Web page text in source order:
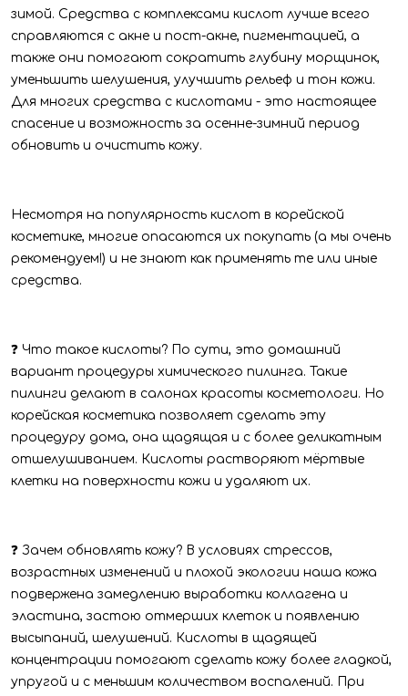
зимой. Средства с комплексами кислот лучше всего
справляются с акне и пост-акне, пигментацией, а
также они помогают сократить глубину морщинок,
уменьшить шелушения, улучшить рельеф и тон кожи.
Для многих средства с кислотами - это настоящее
спасение и возможность за осенне-зимний период
обновить и очистить кожу.
Несмотря на популярность кислот в корейской
косметике, многие опасаются их покупать (а мы очень
рекомендуем!) и не знают как применять те или иные
средства.
❓ Что такое кислоты? По сути, это домашний
вариант процедуры химического пилинга. Такие
пилинги делают в салонах красоты косметологи. Но
корейская косметика позволяет сделать эту
процедуру дома, она щадящая и с более деликатным
отшелушиванием. Кислоты растворяют мёртвые
клетки на поверхности кожи и удаляют их.
❓ Зачем обновлять кожу? В условиях стрессов,
возрастных изменений и плохой экологии наша кожа
подвержена замедлению выработки коллагена и
эластина, застою отмерших клеток и появлению
высыпаний, шелушений. Кислоты в щадящей
концентрации помогают сделать кожу более гладкой,
упругой и с меньшим количеством воспалений. При